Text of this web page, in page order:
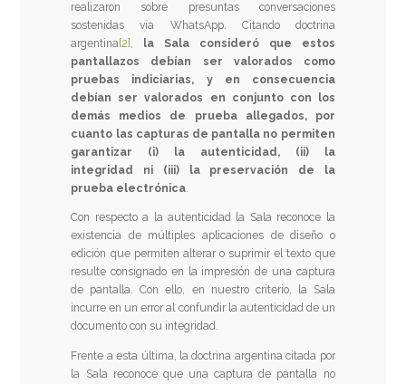
realizaron sobre presuntas conversaciones
sostenidas vía WhatsApp. Citando doctrina
argentina[2] , la Sala consideró que estos
pantallazos debían ser valorados como
pruebas indiciarias, y en consecuencia
debían ser valorados en conjunto con los
demás medios de prueba allegados, por
cuanto las capturas de pantalla no permiten
garantizar (i) la autenticidad, (ii) la
integridad ni (iii) la preservación de la
prueba electrónica.
Con respecto a la autenticidad la Sala reconoce la
existencia de múltiples aplicaciones de diseño o
edición que permiten alterar o suprimir el texto que
resulte consignado en la impresión de una captura
de pantalla. Con ello, en nuestro criterio, la Sala
incurre en un error al confundir la autenticidad de un
documento con su integridad.
Frente a esta última, la doctrina argentina citada por
la Sala reconoce que una captura de pantalla no